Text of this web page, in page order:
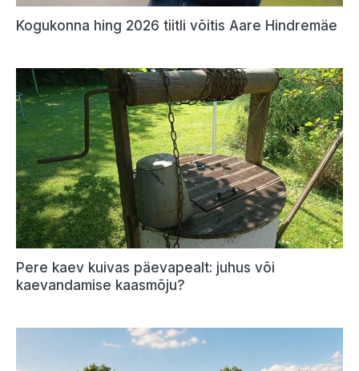
Kogukonna hing 2026 tiitli võitis Aare Hindremäe
Pere kaev kuivas päevapealt: juhus või
kaevandamise kaasmõju?